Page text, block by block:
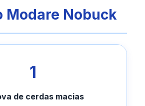
Modare Nobuck
1
de cerdas macias